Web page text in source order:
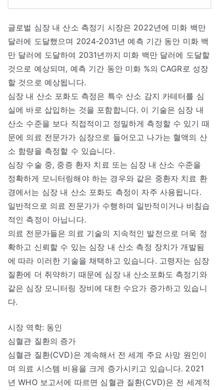
글로벌 심장 내 산소 측정기 시장은 2022년에 미화 백만
달러에 도달했으며 2024-2031년 예측 기간 동안 미화 백
만 달러에 도달하여 2031년까지 미화 백만 달러에 도달할
것으로 예상되며, 예측 기간 동안 미화 %의 CAGR로 성장
할 것으로 예상됩니다.
심장 내 산소 포화도 측정은 특수 산소 감지 카테터를 심
실에 바로 삽입하는 것을 포함합니다. 이 기술은 심장 내
산소 수준을 보다 직접적이고 정밀하게 측정할 수 있기 때
문에 의료 전문가가 심장으로 들어오고 나가는 혈액의 산
소 함량을 측정할 수 있습니다.
심장 수술 중, 중증 환자 치료 또는 심장 내 산소 수준을
정확하게 모니터링해야 하는 경우와 같은 중환자 치료 환
경에서는 심장 내 산소 포화도 측정이 자주 사용됩니다.
일반적으로 의료 전문가가 수행하며 일반적이거나 비침습
적인 측정이 아닙니다.
의료 전문가들은 의료 기술의 지속적인 발전으로 더욱 정
확하고 신뢰할 수 있는 심장 내 산소 측정 장치가 개발됨
에 따라 이러한 기술을 채택하고 있습니다. 고령자는 심장
질환에 더 취약하기 때문에 심장 내 산소포화도 측정기와
같은 심장 모니터링 장비에 대한 수요가 증가하고 있습니
다.
시장 역학: 동인
심혈관 질환의 증가
심혈관 질환(CVD)은 계속해서 전 세계 주요 사망 원인이
며 의료 시스템 비용을 크게 증가시키고 있습니다. 2021
년 WHO 보고서에 따르면 심혈관 질환(CVD)은 전 세계적